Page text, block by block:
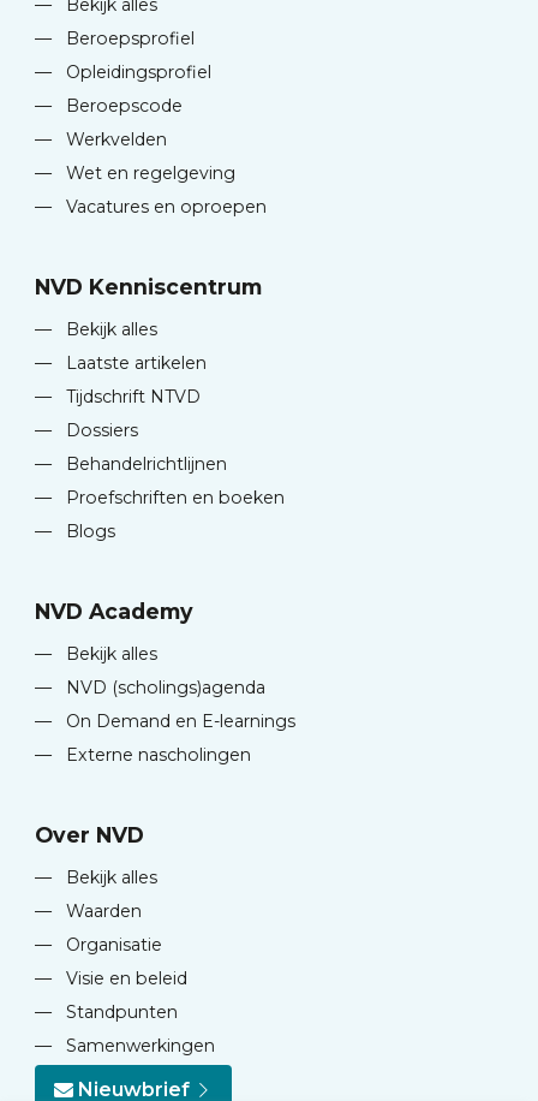
—
Bekijk alles
—
Beroepsprofiel
—
Opleidingsprofiel
—
Beroepscode
—
Werkvelden
—
Wet en regelgeving
—
Vacatures en oproepen
NVD Kenniscentrum
—
Bekijk alles
—
Laatste artikelen
—
Tijdschrift NTVD
—
Dossiers
—
Behandelrichtlijnen
—
Proefschriften en boeken
—
Blogs
NVD Academy
—
Bekijk alles
—
NVD (scholings)agenda
—
On Demand en E-learnings
—
Externe nascholingen
Over NVD
—
Bekijk alles
—
Waarden
—
Organisatie
—
Visie en beleid
—
Standpunten
—
Samenwerkingen
Nieuwbrief